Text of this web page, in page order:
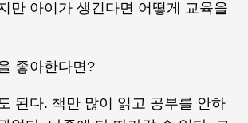
만 아이가 생긴다면 어떻게 교육을
좋아한다면?
된다. 책만 많이 읽고 공부를 안하